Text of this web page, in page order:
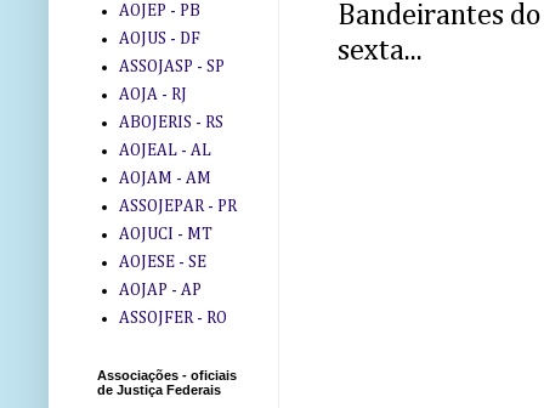
Bandeirantes
sexta...
AOJEP - PB
AOJUS - DF
ASSOJASP - SP
AOJA - RJ
ABOJERIS - RS
AOJEAL - AL
AOJAM - AM
ASSOJEPAR - PR
AOJUCI - MT
AOJESE - SE
AOJAP - AP
ASSOJFER - RO
Associações - oficiais
de Justiça Federais